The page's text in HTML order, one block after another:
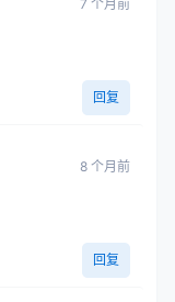
7 个月前
回复
8 个月前
回复